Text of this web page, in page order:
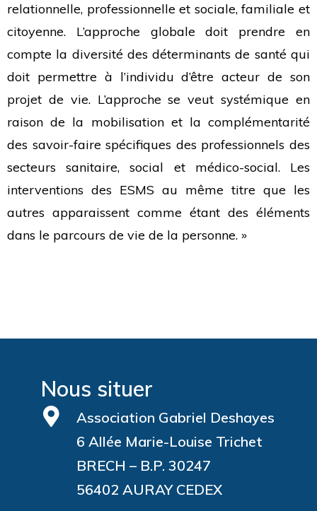
relationnelle, professionnelle et sociale, familiale et
citoyenne. L’approche globale doit prendre en
compte la diversité des déterminants de santé qui
doit permettre à l’individu d’être acteur de son
projet de vie. L’approche se veut systémique en
raison de la mobilisation et la complémentarité
des savoir-faire spécifiques des professionnels des
secteurs sanitaire, social et médico-social. Les
interventions des ESMS au même titre que les
autres apparaissent comme étant des éléments
dans le parcours de vie de la personne. »
Nous situer
Association Gabriel Deshayes
6 Allée Marie-Louise Trichet
BRECH – B.P. 30247
56402 AURAY CEDEX